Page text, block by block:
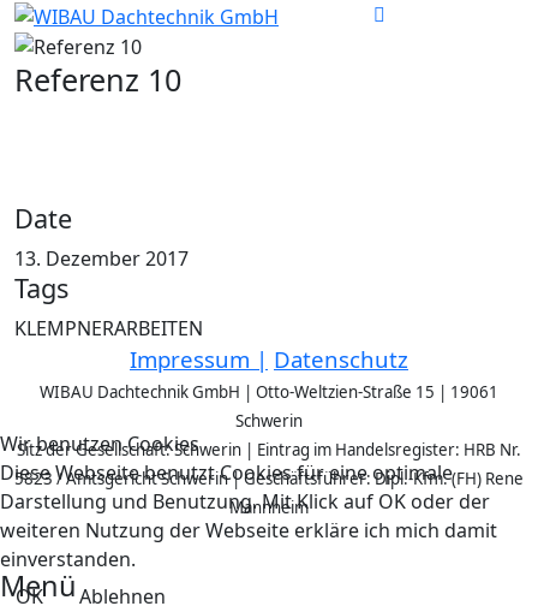
Referenz 10
Date
13. Dezember 2017
Tags
KLEMPNERARBEITEN
Impressum | Datenschutz
WIBAU Dachtechnik GmbH | Otto-Weltzien-Straße 15 | 19061
Schwerin
Sitz der Gesellschaft: Schwerin | Eintrag im Handelsregister: HRB Nr.
5823 / Amtsgericht Schwerin | Geschäftsführer: Dipl.-Kfm. (FH) Rene
Mannheim
Menü
Wir benutzen Cookies
Diese Webseite benutzt Cookies für eine optimale
Darstellung und Benutzung. Mit Klick auf OK oder der
weiteren Nutzung der Webseite erkläre ich mich damit
einverstanden.
OK
Ablehnen